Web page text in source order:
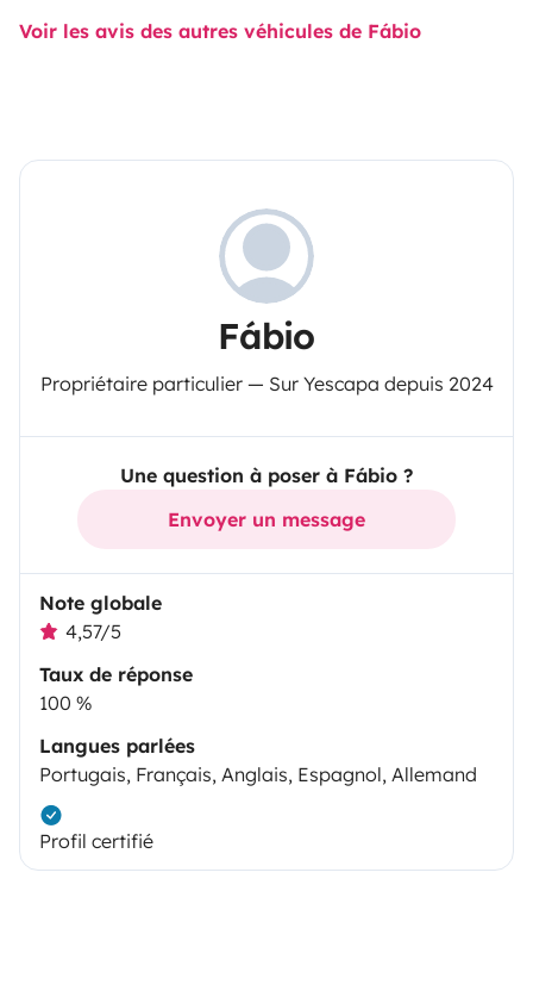
Voir les avis des autres véhicules de Fábio
Fábio
Propriétaire particulier — Sur Yescapa depuis 2024
Une question à poser à Fábio ?
Envoyer un message
Note globale
4,57/5
Taux de réponse
100 %
Langues parlées
Portugais, Français, Anglais, Espagnol, Allemand
Profil certifié